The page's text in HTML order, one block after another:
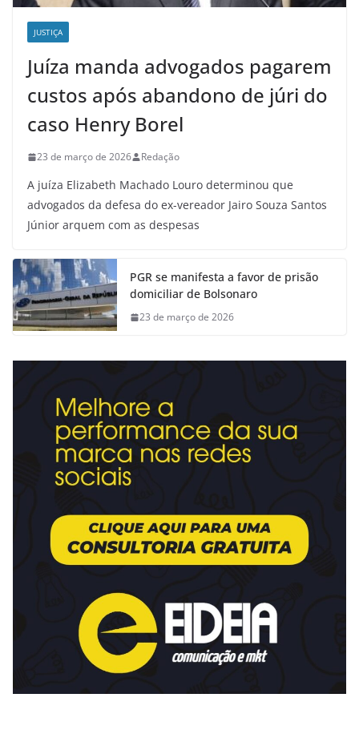
JUSTIÇA
Juíza manda advogados pagarem
custos após abandono de júri do
caso Henry Borel
23 de março de 2026 Redação
A juíza Elizabeth Machado Louro determinou que
advogados da defesa do ex-vereador Jairo Souza Santos
Júnior arquem com as despesas
PGR se manifesta a favor de prisão
domiciliar de Bolsonaro
23 de março de 2026